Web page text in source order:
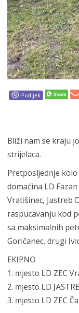
Podijeli
Bliži nam se kraju
strijelaca.
Pretposljednje
domaćina LD
Vratišinec, Jastreb
raspucavanju kod
sa maksimalnih
Goričanec, drugi
EKIPNO
1. mjesto LD ZEC
2. mjesto LD
3. mjesto LD ZEC